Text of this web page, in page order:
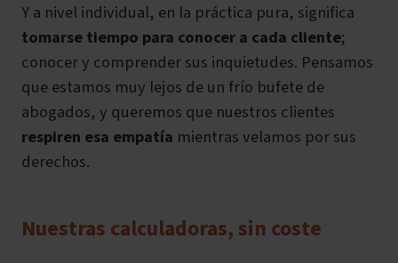
Y a nivel individual, en la práctica pura, significa
tomarse tiempo para conocer a cada cliente;
conocer y comprender sus inquietudes. Pensamos
que estamos muy lejos de un frío bufete de
abogados, y queremos que nuestros clientes
respiren esa empatía mientras velamos por sus
derechos.
Nuestras calculadoras, sin coste